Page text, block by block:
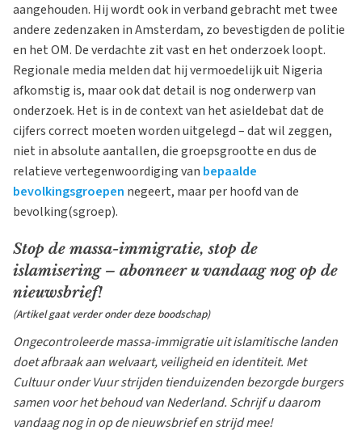
aangehouden. Hij wordt ook in verband gebracht met twee
andere zedenzaken in Amsterdam, zo bevestigden de politie
en het OM. De verdachte zit vast en het onderzoek loopt.
Regionale media melden dat hij vermoedelijk uit Nigeria
afkomstig is, maar ook dat detail is nog onderwerp van
onderzoek. Het is in de context van het asieldebat dat de
cijfers correct moeten worden uitgelegd – dat wil zeggen,
niet in absolute aantallen, die groepsgrootte en dus de
relatieve vertegenwoordiging van bepaalde
bevolkingsgroepen negeert, maar per hoofd van de
bevolking(sgroep).
Stop de massa-immigratie, stop de
islamisering – abonneer u vandaag nog op de
nieuwsbrief!
(Artikel gaat verder onder deze boodschap)
Ongecontroleerde massa-immigratie uit islamitische landen
doet afbraak aan welvaart, veiligheid en identiteit. Met
Cultuur onder Vuur strijden tienduizenden bezorgde burgers
samen voor het behoud van Nederland. Schrijf u daarom
vandaag nog in op de nieuwsbrief en strijd mee!